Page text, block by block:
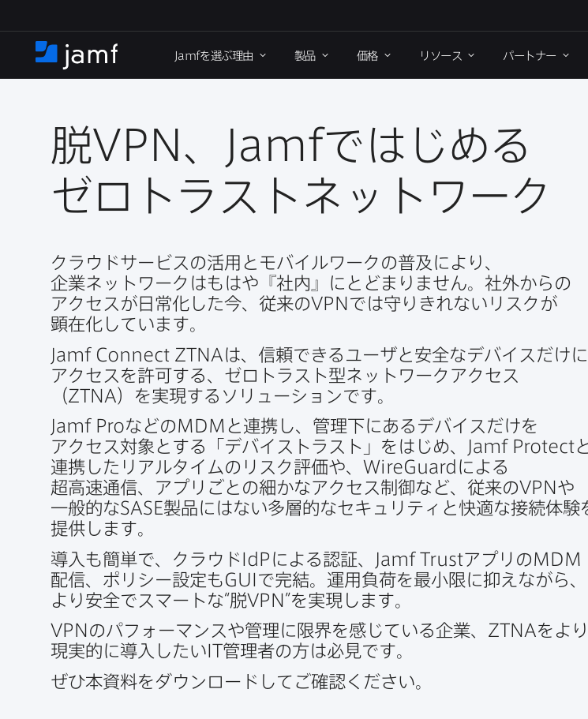
イ
ン
に
移
ホ
ー
Jamfを​選ぶ理由 製品 価格 リソース パートナー
脱VPN 、 Jamfで​はじめる​
ゼロトラストネットワーク
クラウドサービスの​活用と​モバイルワークの​普及に​より、​
企業ネットワークは​もは​や『社内』にとどまりません。​社外からの​
アクセスが​日常化した​今、​従来のVPN では​守りきれないリスクが​
顕在化しています。
Jamf Connect ZTNA は、​信頼できる​ユーザと​安全な​デバイスだけに​
アクセスを​許可する、​ゼロトラスト型ネットワークアクセス​
（ZTNA）を​実現する​ソリューションです。
Jamf ProなどのMDM と​連携し、​管理下に​ある​デバイスだけを​
アクセス対象と​する​「デバイストラスト」を​はじめ、
Jamf Protectと​
連携したリアルタイムの​リスク評価や、 WireGuard に​よる​
超高速通信、​アプリごとの​細かな​アクセス制御など、​従来のVPN や​
一般的なSASE製品には​ない​多層的な​セキュリティと​快適な​接続体験
提供します。
導入も​簡単で、​クラウド IdPに​よる​認証、 Jamf TrustアプリのMDM
配信、​ポリシー設定もGUI で​完結。​運用負荷を​最小限に​抑えながら、​
より​安全で​スマートな​“脱VPN”を​実現します。
VPN の​パフォーマンスや​管理に​限界を​感じている​企業、 ZTNAを​より​
現実的に​導入したい IT管理者の​方は​必見です。
ぜひ本資料を​ダウンロードして​ご確認ください。